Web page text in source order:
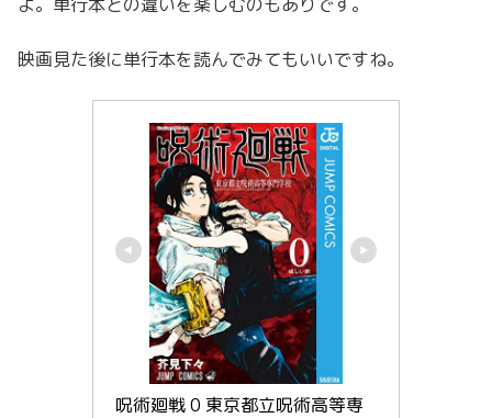
映画見た後に単行本を読んでみてもいいですね。
呪術廻戦 0 東京都立呪術高等専